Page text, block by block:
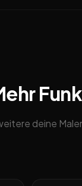
deine